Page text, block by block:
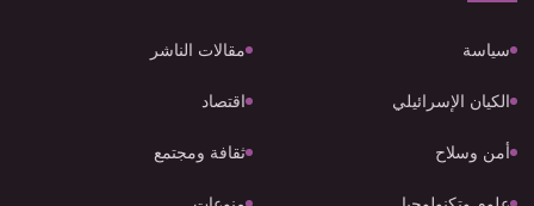
سياسة مقالات الناشر
الكيان الإسرائيلي اقتصاد
أمن وسلاح ثقافة ومجتمع